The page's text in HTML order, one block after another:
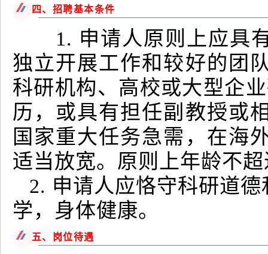
四、招聘基本条件
1. 申请人原则上应具有
独立开展工作和较好的团
科研机构、高校或大型企
历，或具有担任副教授或
国家重大任务急需，在海
适当放宽。原则上年龄不
2. 申请人应恪守科研道
学，身体健康。
五、岗位待遇